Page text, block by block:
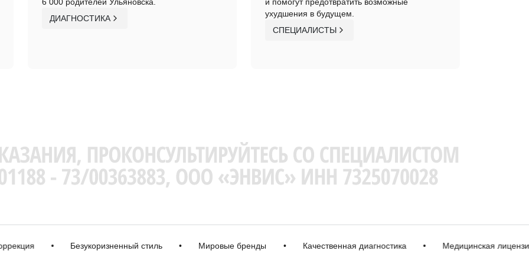
ДИАГНОСТИКА
ухудшения в будущем.
СПЕЦИАЛИСТЫ
• Безукоризненный стиль • Мировые бренды • Качественная диагностика • Медицинская лицензия